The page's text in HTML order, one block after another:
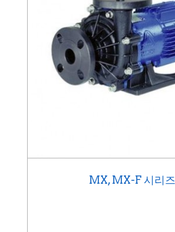
MX, MX-F 시리즈